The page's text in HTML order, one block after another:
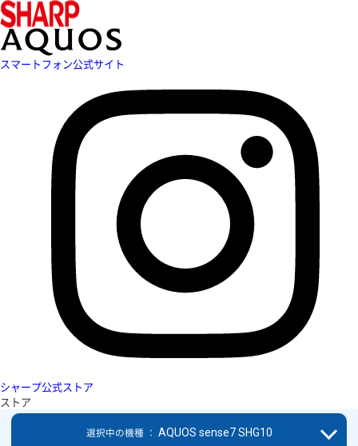
スマートフォン公式サイト
シャープ公式ストア
ストア
選択中の機種 ： AQUOS sense7 SHG10